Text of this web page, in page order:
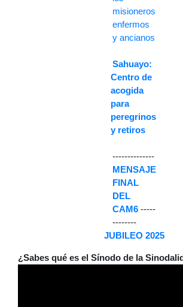
misioneros
enfermos
y ancianos
Sahuayo:
Centro de
acogida
para
peregrinos
y retiros
--------------
MENSAJE
FINAL
DEL
CAM6-----
--------
JUBILEO 2025
¿Sabes qué es el Sínodo de la